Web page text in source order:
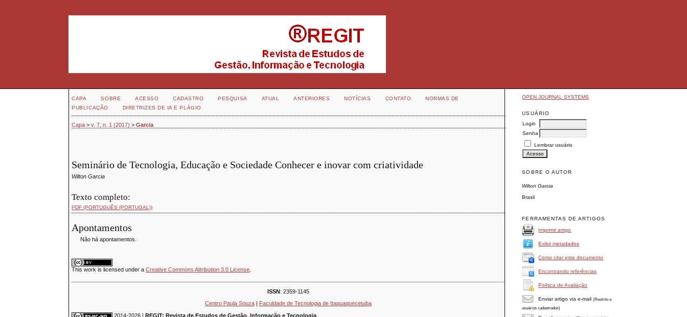
OPEN JOURNAL SYSTEMS
USUÁRIO
Login
Senha
Lembrar usuário
SOBRE O AUTOR
Wilton Garcia
Brasil
FERRAMENTAS DE ARTIGOS
Imprimir artigo
Exibir metadados
Como citar este documento
Encontrando referências
Política de Avaliação
Enviar artigo via e-mail(Restrito a
usuários cadastrados)
CAPA SOBRE ACESSO CADASTRO PESQUISA ATUAL ANTERIORES NOTÍCIAS CONTATO
NORMAS DE
PUBLICAÇÃO
DIRETRIZES DE IA E PLÁGIO
Capa >v. 7, n. 1 (2017) >Garcia
Seminário de Tecnologia, Educação e Sociedade Conhecer e inovar com criatividade
Wilton Garcia
Texto completo:
PDF (PORTUGUÊS (PORTUGAL))
Apontamentos
Não há apontamentos.
Thiswork is licensed under aCreative Commons Attribution 3.0 License.
ISSN: 2359-1145
Centro Paula Souza|
Faculdade de Tecnologia de Itaquaquecetuba
2014-2026 |REGIT: Revista de Estudos de Gestão, Informação e Tecnologia